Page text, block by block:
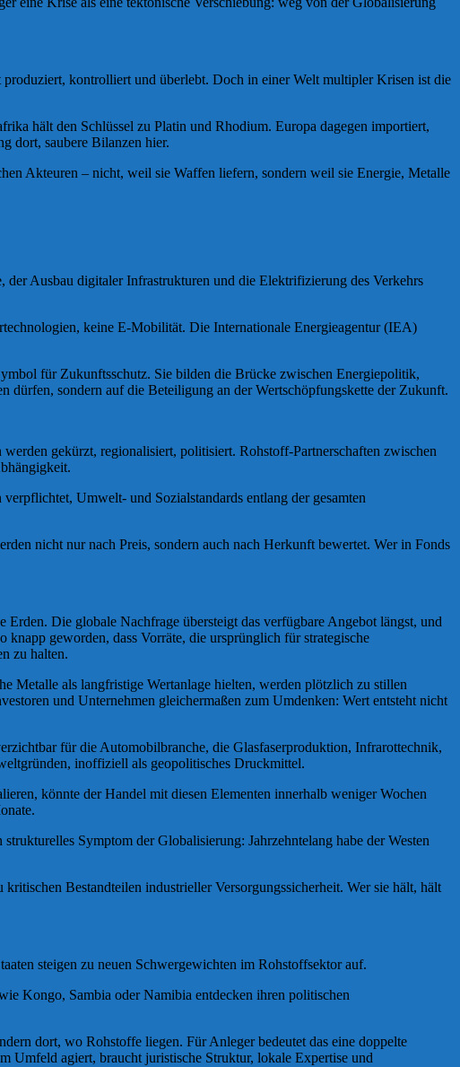
kontrolliert und überlebt. Doch in einer Welt multipler Krisen ist die
hält den Schlüssel zu Platin und Rhodium. Europa dagegen importiert,
dort, saubere Bilanzen hier.
Akteuren – nicht, weil sie Waffen liefern, sondern weil sie Energie, Metalle
Ausbau digitaler Infrastrukturen und die Elektrifizierung des Verkehrs
keine E-Mobilität. Die Internationale Energieagentur (IEA)
für Zukunftsschutz. Sie bilden die Brücke zwischen Energiepolitik,
dürfen, sondern auf die Beteiligung an der Wertschöpfungskette der Zukunft.
gekürzt, regionalisiert, politisiert. Rohstoff-Partnerschaften zwischen
Umwelt- und Sozialstandards entlang der gesamten
nicht nur nach Preis, sondern auch nach Herkunft bewertet. Wer in Fonds
Die globale Nachfrage übersteigt das verfügbare Angebot längst, und
geworden, dass Vorräte, die ursprünglich für strategische
zu halten.
Metalle als langfristige Wertanlage hielten, werden plötzlich zu stillen
und Unternehmen gleichermaßen zum Umdenken: Wert entsteht nicht
für die Automobilbranche, die Glasfaserproduktion, Infrarottechnik,
inoffiziell als geopolitisches Druckmittel.
könnte der Handel mit diesen Elementen innerhalb weniger Wochen
Symptom der Globalisierung: Jahrzehntelang habe der Westen
Bestandteilen industrieller Versorgungssicherheit. Wer sie hält, hält
steigen zu neuen Schwergewichten im Rohstoffsektor auf.
Kongo, Sambia oder Namibia entdecken ihren politischen
dort, wo Rohstoffe liegen. Für Anleger bedeutet das eine doppelte
Umfeld agiert, braucht juristische Struktur, lokale Expertise und